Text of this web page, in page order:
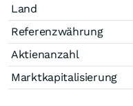
Land
Referenzwährung
Aktienanzahl
Marktkapitalisierung